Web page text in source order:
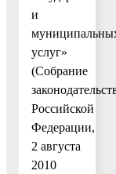
и
услуг»
(Собрание
Российской
Федерации,
2 августа
2010